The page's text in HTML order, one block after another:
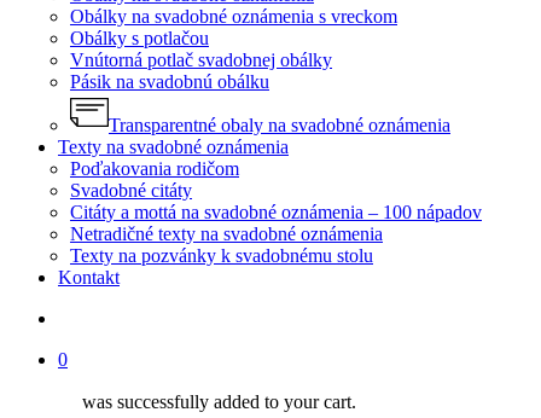
Obálky na svadobné oznámenia s vreckom
Obálky s potlačou
Vnútorná potlač svadobnej obálky
Pásik na svadobnú obálku
Transparentné obaly na svadobné oznámenia
Texty na svadobné oznámenia
Poďakovania rodičom
Svadobné citáty
Citáty a mottá na svadobné oznámenia – 100 nápadov
Netradičné texty na svadobné oznámenia
Texty na pozvánky k svadobnému stolu
Kontakt
0
was successfully added to your cart.